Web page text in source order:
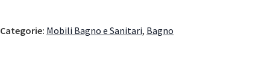
Categorie: Mobili Bagno e Sanitari, Bagno